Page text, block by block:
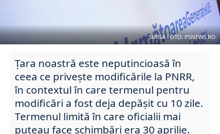
SURSA FOTO: PSNEWS.RO
Țara noastră este neputincioasă în
ceea ce privește modificările la PNRR,
în contextul în care termenul pentru
modificări a fost deja depășit cu 10 zile.
Termenul limită în care oficialii mai
puteau face schimbări era 30 aprilie.